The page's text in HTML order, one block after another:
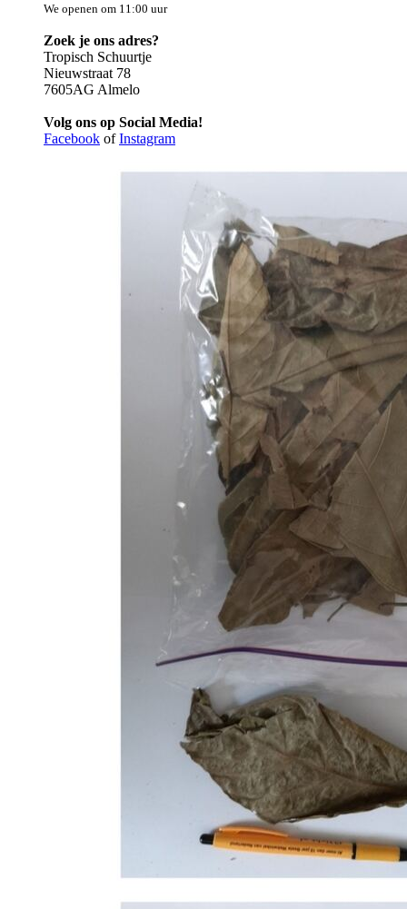
We openen om 11:00 uur
Zoek je ons adres?
Tropisch Schuurtje
Nieuwstraat 78
7605AG Almelo
Volg ons op Social Media!
Facebook ofInstagram